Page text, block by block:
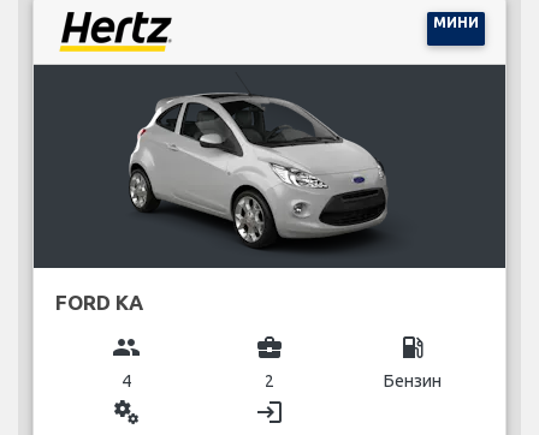
МИНИ
FORD KA
group
4
business_center
2
local_gas_station
Бензин
miscellaneous_services login